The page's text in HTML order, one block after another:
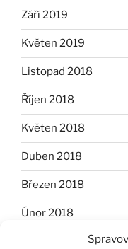
Září 2019
Květen 2019
Listopad 2018
Říjen 2018
Květen 2018
Duben 2018
Březen 2018
Únor 2018